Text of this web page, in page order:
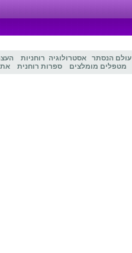
עולם הנסתר אסטרולוגיה רוחניות
מטפלים מומלצים ספרות רוחנית